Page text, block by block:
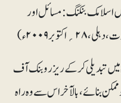
اسلامک بنکنگ: مسائل اور
۲۰۰۹ء)
تبدیلی کر کے ریزرو بنک آف
ممکن بنائے، بالآخر اس سے وہ راہ